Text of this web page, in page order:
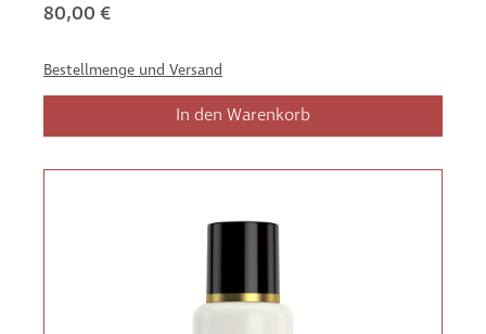
80,00 €
Bestellmenge und Versand
In den Warenkorb